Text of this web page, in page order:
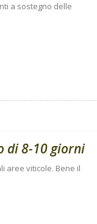
a sostegno delle
di 8-10 giorni
aree viticole. Bene il